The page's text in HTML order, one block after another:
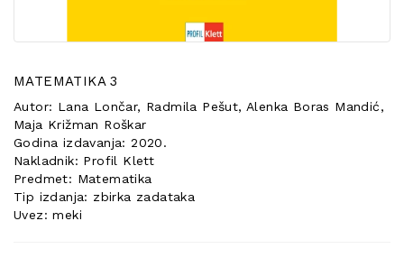
MATEMATIKA 3
Autor: Lana Lončar, Radmila Pešut, Alenka Boras Mandić,
Maja Križman Roškar
Godina izdavanja: 2020.
Nakladnik: Profil Klett
Predmet: Matematika
Tip izdanja: zbirka zadataka
Uvez: meki